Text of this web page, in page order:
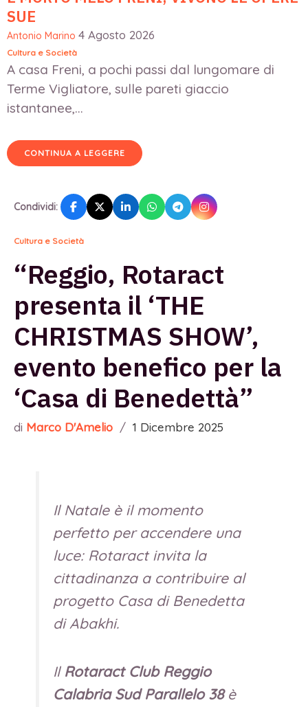
SUE
Antonio Marino 4 Agosto 2026
Cultura e Società
A casa Freni, a pochi passi dal lungomare di
Terme Vigliatore, sulle pareti giaccio
istantanee,...
CONTINUA A LEGGERE
Condividi:
Cultura e Società
“Reggio, Rotaract
presenta il ‘THE
CHRISTMAS SHOW’,
evento benefico per la
‘Casa di Benedettà”
di Marco D'Amelio / 1 Dicembre 2025
Il Natale è il momento
perfetto per accendere una
luce: Rotaract invita la
cittadinanza a contribuire al
progetto Casa di Benedetta
di Abakhi.
Il Rotaract Club Reggio
Calabria Sud Parallelo 38è